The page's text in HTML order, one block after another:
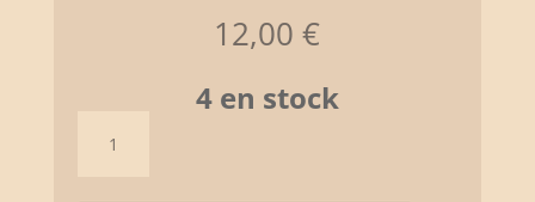
12,00€
4 en stock